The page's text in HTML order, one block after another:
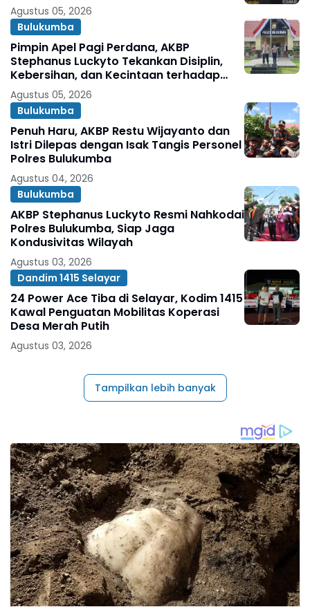
Agustus 05, 2026
Bulukumba
Pimpin Apel Pagi Perdana, AKBP
Stephanus Luckyto Tekankan Disiplin,
Kebersihan, dan Kecintaan terhadap
Organisasi
Agustus 05, 2026
Bulukumba
Penuh Haru, AKBP Restu Wijayanto dan
Istri Dilepas dengan Isak Tangis Personel
Polres Bulukumba
Agustus 04, 2026
Bulukumba
AKBP Stephanus Luckyto Resmi Nahkodai
Polres Bulukumba, Siap Jaga
Kondusivitas Wilayah
Agustus 03, 2026
Dandim 1415 Selayar
24 Power Ace Tiba di Selayar, Kodim 1415
Kawal Penguatan Mobilitas Koperasi
Desa Merah Putih
Agustus 03, 2026
Tampilkan lebih banyak